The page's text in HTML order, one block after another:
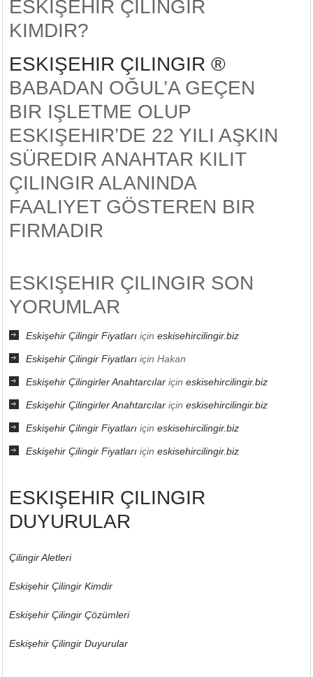
ESKIŞEHIR ÇILINGIR
KIMDIR?
ESKIŞEHIR ÇILINGIR ®
BABADAN OĞUL’A GEÇEN
BIR IŞLETME OLUP
ESKIŞEHIR’DE 22 YILI AŞKIN
SÜREDIR ANAHTAR KILIT
ÇILINGIR ALANINDA
FAALIYET GÖSTEREN BIR
FIRMADIR
ESKIŞEHIR ÇILINGIR SON
YORUMLAR
Eskişehir Çilingir Fiyatları içineskisehircilingir.biz
Eskişehir Çilingir Fiyatları içinHakan
Eskişehir Çilingirler Anahtarcılar içineskisehircilingir.biz
Eskişehir Çilingirler Anahtarcılar içineskisehircilingir.biz
Eskişehir Çilingir Fiyatları içineskisehircilingir.biz
Eskişehir Çilingir Fiyatları içineskisehircilingir.biz
ESKIŞEHIR ÇILINGIR
DUYURULAR
Çilingir Aletleri
Eskişehir Çilingir Kimdir
Eskişehir Çilingir Çözümleri
Eskişehir Çilingir Duyurular